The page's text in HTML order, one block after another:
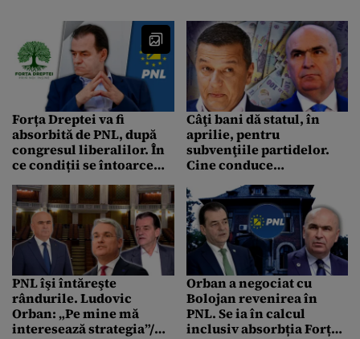
Forța Dreptei va fi
absorbită de PNL, după
congresul liberalilor. În
ce condiții se întoarce
SURSE
Câţi bani dă statul, în
aprilie, pentru
subvenţiile partidelor.
Cine conduce
la coada listei
PNL îşi întăreşte
rândurile. Ludovic
Orban: „Pe mine mă
interesează strategia”/
Orban a negociat cu
Bolojan revenirea în
PNL. Se ia în calcul
inclusiv absorbția Forța